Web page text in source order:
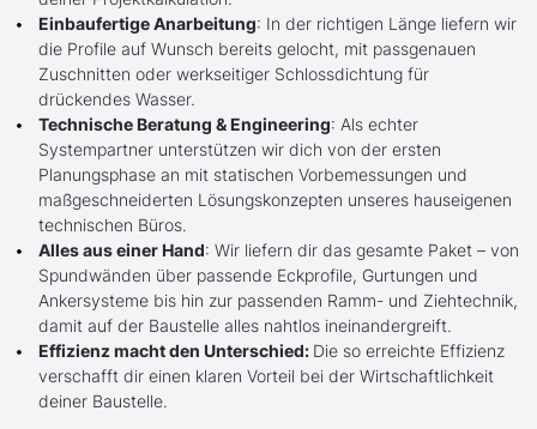
Einbaufertige Anarbeitung: In der richtigen Länge liefern wir
die Profile auf Wunsch bereits gelocht, mit passgenauen
Zuschnitten oder werkseitiger Schlossdichtung für
drückendes Wasser.
Technische Beratung & Engineering: Als echter
Systempartner unterstützen wir dich von der ersten
Planungsphase an mit statischen Vorbemessungen und
maßgeschneiderten Lösungskonzepten unseres hauseigenen
technischen Büros.
Alles aus einer Hand: Wir liefern dir das gesamte Paket – von
Spundwänden über passende Eckprofile, Gurtungen und
Ankersysteme bis hin zur passenden Ramm- und Ziehtechnik,
damit auf der Baustelle alles nahtlos ineinandergreift.
Effizienz macht den Unterschied: Die so erreichte Effizienz
verschafft dir einen klaren Vorteil bei der Wirtschaftlichkeit
deiner Baustelle.